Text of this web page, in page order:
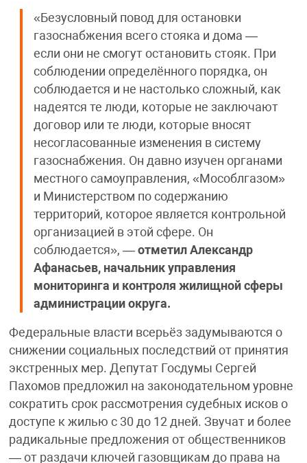
«Безусловный повод для остановки
газоснабжения всего стояка и дома —
если они не смогут остановить стояк. При
соблюдении определённого порядка, он
соблюдается и не настолько сложный, как
надеятся те люди, которые не заключают
договор или те люди, которые вносят
несогласованные изменения в систему
газоснабжения. Он давно изучен органами
местного самоуправления, «Мособлгазом»
и Министерством по содержанию
территорий, которое является контрольной
организацией в этой сфере. Он
соблюдается», — отметил Александр
Афанасьев, начальник управления
мониторинга и контроля жилищной сферы
администрации округа.
Федеральные власти всерьёз задумываются о
снижении социальных последствий от принятия
экстренных мер. Депутат Госдумы Сергей
Пахомов предложил на законодательном уровне
сократить срок рассмотрения судебных исков о
доступе к жилью с 30 до 12 дней. Звучат и более
радикальные предложения от общественников
— от раздачи ключей газовщикам до права на